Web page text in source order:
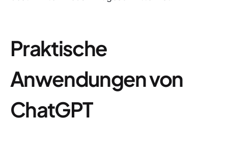
Praktische
Anwendungen von
ChatGPT